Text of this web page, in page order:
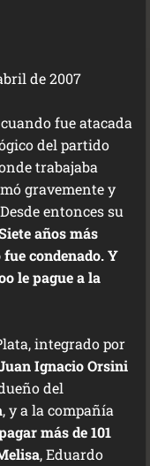
de 2007
cuando fue atacada
del partido
trabajaba
gravemente y
entonces su
años más
condenado. Y
le pague a la
integrado por
Ignacio Orsini
del
, y a la compañía
más de 101
, Eduardo